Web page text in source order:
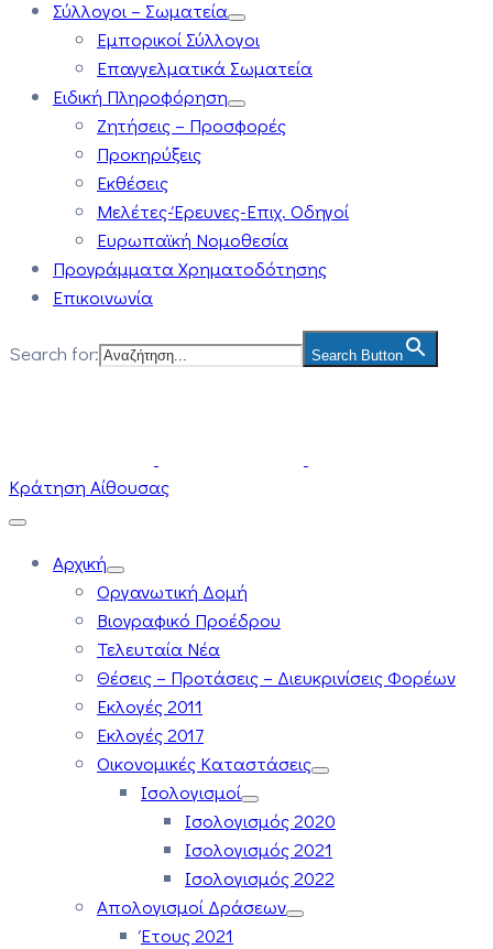
Σύλλογοι – Σωματεία
Εμπορικοί Σύλλογοι
Επαγγελματικά Σωματεία
Ειδική Πληροφόρηση
Ζητήσεις – Προσφορές
Προκηρύξεις
Εκθέσεις
Μελέτες-Έρευνες-Επιχ. Οδηγοί
Ευρωπαϊκή Νομοθεσία
Προγράμματα Χρηματοδότησης
Επικοινωνία
Search for: Search Button
Κράτηση Αίθουσας
Αρχική
Οργανωτική Δομή
Βιογραφικό Προέδρου
Τελευταία Νέα
Θέσεις – Προτάσεις – Διευκρινίσεις Φορέων
Εκλογές 2011
Εκλογές 2017
Οικονομικές Καταστάσεις
Ισολογισμοί
Ισολογισμός 2020
Ισολογισμός 2021
Ισολογισμός 2022
Απολογισμοί Δράσεων
Έτους 2021